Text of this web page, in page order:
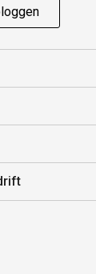
Bedrift Pluss